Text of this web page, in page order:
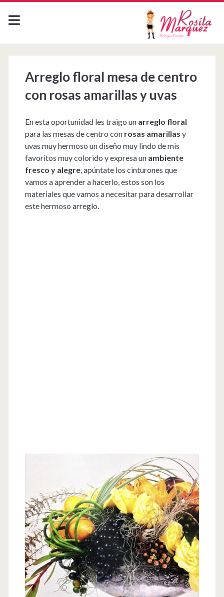
Arreglo floral mesa de centro
con rosas amarillas y uvas
En esta oportunidad les traigo un arreglo floral
para las mesas de centro con rosas amarillas y
uvas muy hermoso un diseño muy lindo de mis
favoritos muy colorido y expresa un ambiente
fresco y alegre, apúntate los cinturones que
vamos a aprender a hacerlo, estos son los
materiales que vamos a necesitar para desarrollar
este hermoso arreglo.